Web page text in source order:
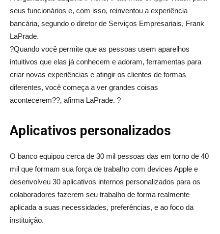
seus funcionários e, com isso, reinventou a experiência
bancária, segundo o diretor de Serviços Empresariais, Frank
LaPrade.
?Quando você permite que as pessoas usem aparelhos
intuitivos que elas já conhecem e adoram, ferramentas para
criar novas experiências e atingir os clientes de formas
diferentes, você começa a ver grandes coisas
acontecerem??, afirma LaPrade. ?
Aplicativos personalizados
O banco equipou cerca de 30 mil pessoas das em torno de 40
mil que formam sua força de trabalho com devices Apple e
desenvolveu 30 aplicativos internos personalizados para os
colaboradores fazerem seu trabalho de forma realmente
aplicada a suas necessidades, preferências, e ao foco da
instituição.